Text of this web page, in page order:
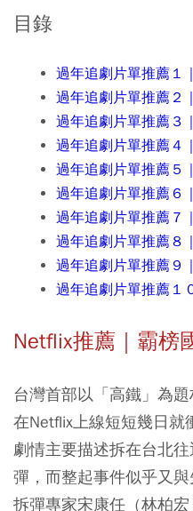
目錄
過年追劇片單推薦１
過年追劇片單推薦２
過年追劇片單推薦３
過年追劇片單推薦４
過年追劇片單推薦５
過年追劇片單推薦６
過年追劇片單推薦７
過年追劇片單推薦８
過年追劇片單推薦９
過年追劇片單推薦１
Netflix推薦｜霸榜
台灣首部以「高鐵」為
在Netflix上線短短幾日就
劇情主要描述拆在台北
彈，而整起事件似乎又與
拆彈專家宋康任（林柏